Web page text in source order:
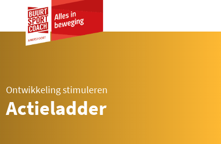
Ontwikkeling stimuleren
Actieladder